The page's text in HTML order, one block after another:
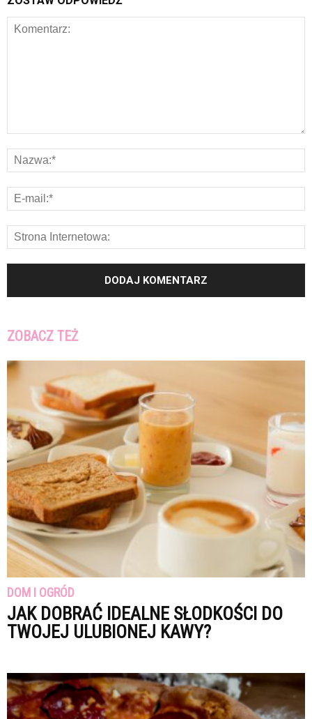
ZOBACZ TEŻ
DOM I OGRÓD
JAK DOBRAĆ IDEALNE SŁODKOŚCI DO
TWOJEJ ULUBIONEJ KAWY?